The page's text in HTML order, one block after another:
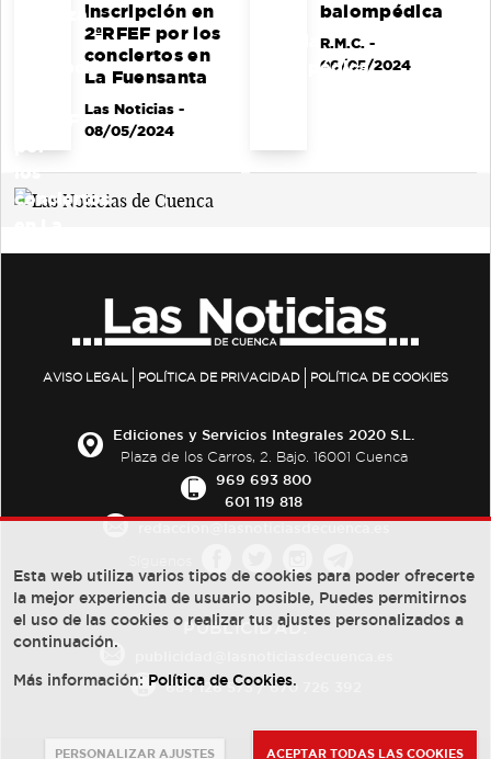
inscripción en
2ªRFEF por los
conciertos en
La Fuensanta
Las Noticias-
08/05/2024
balompédica
R.M.C. -
06/05/2024
AVISO LEGAL POLÍTICA DE PRIVACIDAD POLÍTICA DE COOKIES
Ediciones y Servicios Integrales 2020 S.L.
Plaza de los Carros, 2. Bajo. 16001 Cuenca
969 693 800
601 119 818
PUBLICIDAD:
684 126 573/670 726 392
Esta web utiliza varios tipos de cookies para poder ofrecerte
la mejor experiencia de usuario posible, Puedes permitirnos
el uso de las cookies o realizar tus ajustes personalizados a
continuación.
Más información: Política de Cookies.
PERSONALIZAR AJUSTES ACEPTAR TODAS LAS COOKIES